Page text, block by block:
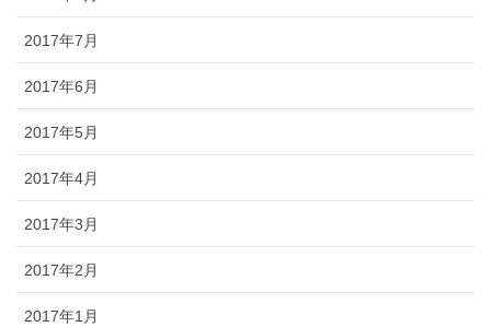
2017年7月
2017年6月
2017年5月
2017年4月
2017年3月
2017年2月
2017年1月